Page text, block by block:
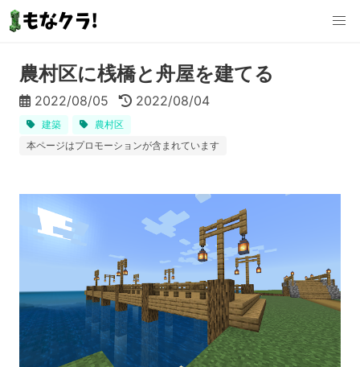
農村区に桟橋と舟屋を建てる
2022/08/05 2022/08/04
建築
農村区
本ページはプロモーションが含まれています